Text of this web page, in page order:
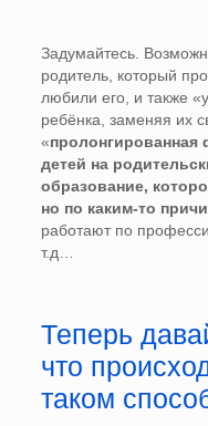
Задумайтесь.
родитель, который
любили его, и также
ребёнка, заменяя их
«пролонгированная
детей на
образование,
но по каким-то
работают по
т.д…
Теперь
что
таком